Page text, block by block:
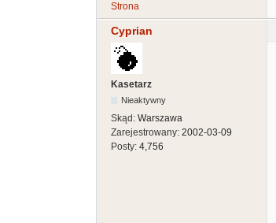
Strona
Cyprian
Kasetarz
Nieaktywny
Skąd: Warszawa
Zarejestrowany: 2002-03-09
Posty: 4,756